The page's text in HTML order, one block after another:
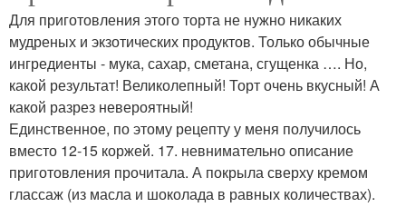
Для приготовления этого торта не нужно никаких
мудреных и экзотических продуктов. Только обычные
ингредиенты - мука, сахар, сметана, сгущенка …. Но,
какой результат! Великолепный! Торт очень вкусный! А
какой разрез невероятный!
Единственное, по этому рецепту у меня получилось
вместо 12-15 коржей. 17. невнимательно описание
приготовления прочитала. А покрыла сверху кремом
глассаж (из масла и шоколада в равных количествах).